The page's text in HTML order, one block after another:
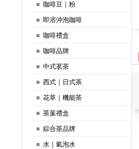
咖啡豆｜粉
即溶沖泡咖啡
咖啡禮盒
咖啡品牌
中式茗茶
西式｜日式茶
花草｜機能茶
茶葉禮盒
綜合茶品牌
水｜氣泡水